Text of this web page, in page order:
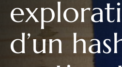
d’un